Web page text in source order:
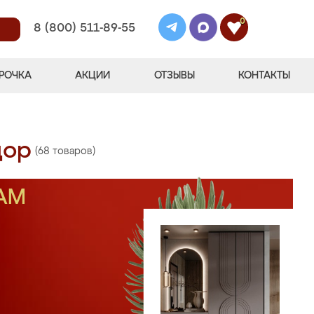
8 (800) 511-89-55
0
АКЦИИ ОТЗЫВЫ КОНТАКТЫ
(68 товаров)